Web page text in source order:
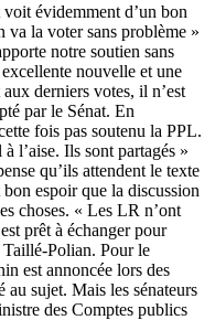
évidemment d’un bon
la voter sans problème »
notre soutien sans
nouvelle et une
derniers votes, il n’est
par le Sénat. En
fois pas soutenu la PPL.
l’aise. Ils sont partagés »
qu’ils attendent le texte
espoir que la discussion
choses. « Les LR n’ont
prêt à échanger pour
Polian. Pour le
est annoncée lors des
au sujet. Mais les sénateurs
des Comptes publics